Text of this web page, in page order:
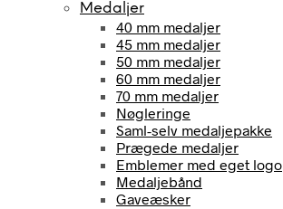
Medaljer
40 mm medaljer
45 mm medaljer
50 mm medaljer
60 mm medaljer
70 mm medaljer
Nøgleringe
Saml-selv medaljepakke
Prægede medaljer
Emblemer med eget logo
Medaljebånd
Gaveæsker